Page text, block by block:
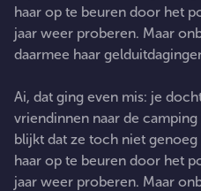
haar op te beuren door het
jaar weer proberen. Maar
daarmee haar
Ai, dat ging even mis: je
vriendinnen naar de
blijkt dat ze toch niet
haar op te beuren door het
jaar weer proberen. Maar